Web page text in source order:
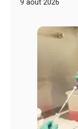
9 août 2026